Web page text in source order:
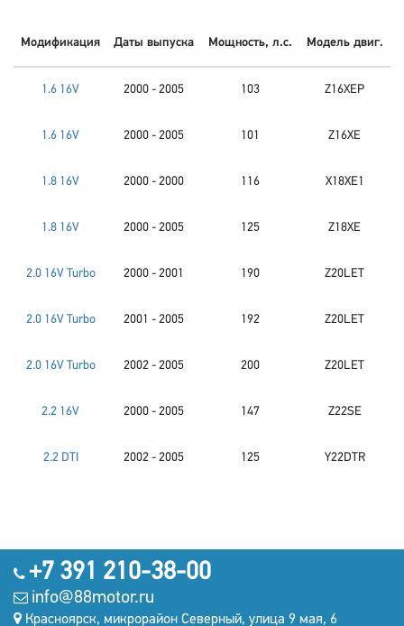
Модификация Даты выпуска Мощность, л.с. Модель двиг.
1.6 16V 2000 - 2005 103 Z16XEP
1.6 16V 2000 - 2005 101 Z16XE
1.8 16V 2000 - 2000 116 X18XE1
1.8 16V 2000 - 2005 125 Z18XE
2.0 16V Turbo 2000 - 2001 190 Z20LET
2.0 16V Turbo 2001 - 2005 192 Z20LET
2.0 16V Turbo 2002 - 2005 200 Z20LET
2.2 16V 2000 - 2005 147 Z22SE
2.2 DTI 2002 - 2005 125 Y22DTR
+7 391 210-38-00
info@88motor.ru
Красноярск, микрорайон Северный, улица 9 мая, 6